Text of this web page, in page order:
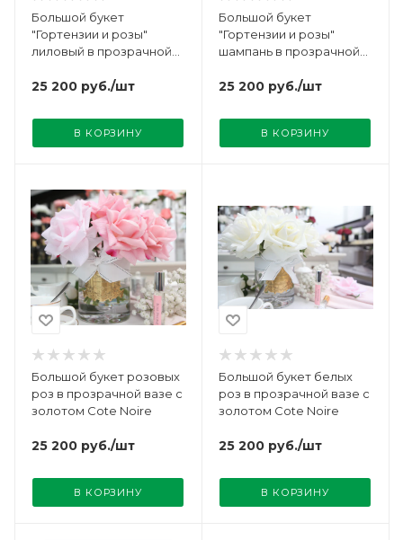
Большой букет
"Гортензии и розы"
лиловый в прозрачной
25 200 руб./шт
В КОРЗИНУ
Большой букет
"Гортензии и розы"
шампань в прозрачной
25 200 руб./шт
В КОРЗИНУ
Большой букет розовых
роз в прозрачной вазе с
золотом Cote Noire
25 200 руб./шт
В КОРЗИНУ
Большой букет белых
роз в прозрачной вазе с
золотом Cote Noire
25 200 руб./шт
В КОРЗИНУ